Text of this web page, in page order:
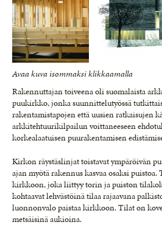
Avaa kuva isommaksi klikkaamalla
Rakennuttajan toiveena oli suomalaista
puukirkko, jonka suunnittelutyössä
rakentamistapojen että uusien ratkaisujen
arkkitehtuurikilpailun voittaneeseen
korkealaatuisen puurakentamisen
Kirkon räystäslinjat toistavat ympäröivän
ajan myötä rakennus kasvaa osaksi
kirkkoon, joka liittyy torin ja puiston
kohtaavat lehvästöinä tilaa rajaavana
luonnonvalo paistaa kirkkoon. Tilat on
metsäisinä aukioina.